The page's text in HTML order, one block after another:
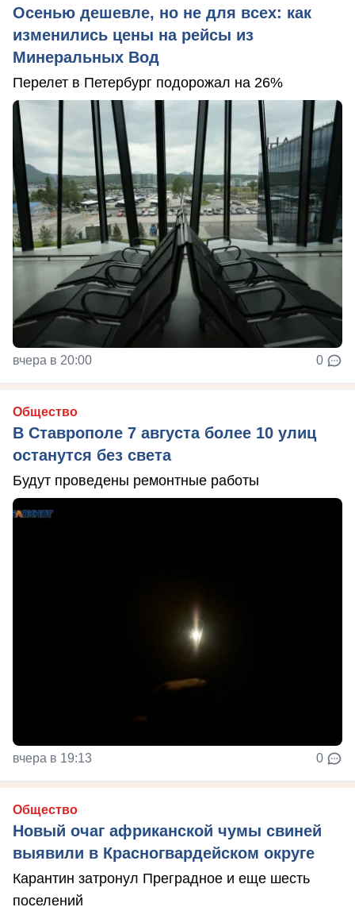
Осенью дешевле, но не для всех: как
изменились цены на рейсы из
Минеральных Вод
Перелет в Петербург подорожал на 26%
вчера в 20:00 0
Общество
В Ставрополе 7 августа более 10 улиц
останутся без света
Будут проведены ремонтные работы
вчера в 19:13 0
Общество
Новый очаг африканской чумы свиней
выявили в Красногвардейском округе
Карантин затронул Преградное и еще шесть
поселений